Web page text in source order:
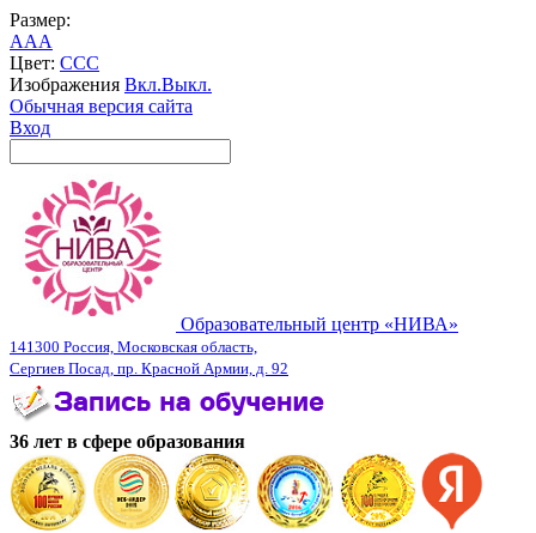
Размер:
AAA
Цвет: CCC
Изображения Вкл.Выкл.
Обычная версия сайта
Вход
Образовательный центр «НИВА»
141300 Россия, Московская область,
Сергиев Посад, пр. Красной Армии, д. 92
36 лет в сфере образования